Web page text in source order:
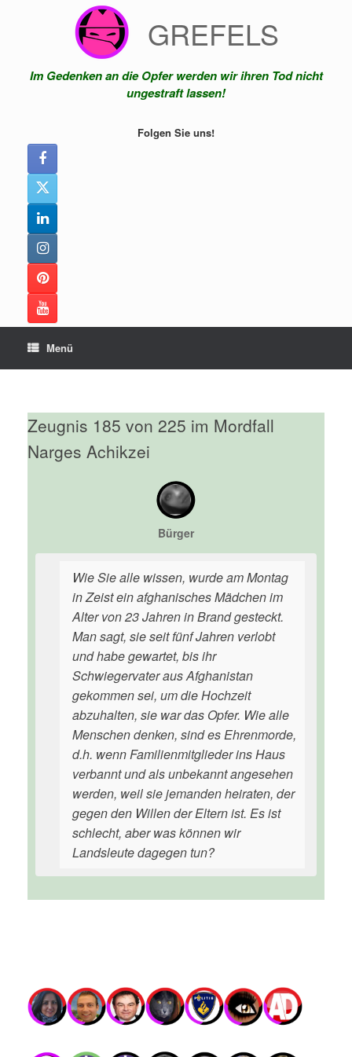
GREFELS
Im Gedenken an die Opfer werden wir ihren Tod nicht
ungestraft lassen!
Folgen Sie uns!
Menü
Zeugnis 185 von 225 im Mordfall
Narges Achikzei
Bürger
Wie Sie alle wissen, wurde am Montag
in Zeist ein afghanisches Mädchen im
Alter von 23 Jahren in Brand gesteckt.
Man sagt, sie seit fünf Jahren verlobt
und habe gewartet, bis ihr
Schwiegervater aus Afghanistan
gekommen sei, um die Hochzeit
abzuhalten, sie war das Opfer. Wie alle
Menschen denken, sind es Ehrenmorde,
d.h. wenn Familienmitglieder ins Haus
verbannt und als unbekannt angesehen
werden, weil sie jemanden heiraten, der
gegen den Willen der Eltern ist. Es ist
schlecht, aber was können wir
Landsleute dagegen tun?